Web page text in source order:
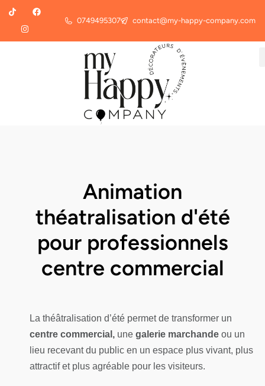
0749495307 contact@my-happy-company.com
Animation
théatralisation d'été
pour professionnels
centre commercial
La théâtralisation d’été permet de transformer un
centre commercial, une galerie marchande ou un
lieu recevant du public en un espace plus vivant, plus
attractif et plus agréable pour les visiteurs.